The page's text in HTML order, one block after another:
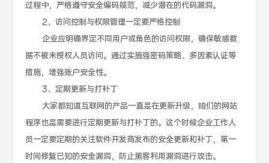
过程中，严格遵守安全编码规范，减少潜在的代码漏洞。
2、访问控制与权限管理一定要严格控制
企业应明确界定不同用户或角色的访问权限，确保敏感数
据不被未授权人员访问。通过实施强密码策略、多因素认证等
措施，增强账户安全性。
3、定期更新与打补丁
大家都知道互联网的产品一直是在更新升级，咱们的网站
程序也是需要进行定期更新与打补丁的。这个时候企业工作人
员一定要定期的关注软件开发商发布的安全更新和补丁，第一
时间修复已知的安全漏洞，防止黑客利用漏洞进行攻击。